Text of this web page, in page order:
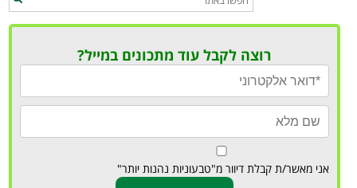
רוצה לקבל עוד מתכונים במייל?
אני מאשר/ת קבלת דיוור מ"טבעוניות נהנות יותר"